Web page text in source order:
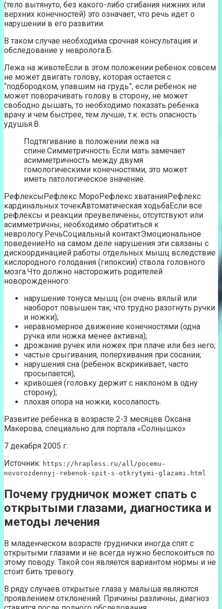
(тело вытянуто, без какого-либо сгибания нижних или
верхних конечностей) это означает, что речь идет о
нарушении в его развитии.
В таком случае необходима срочная консультация и
обследование у невролога.Б.
Лежа на животеЕсли в этом положении ребенок совсем
не может двигать голову, которая остается с
“подбородком, упавшим на грудь”, если ребенок не
может поворачивать голову в сторону, не может
свободно дышать, то необходимо показать ребенка
врачу и чем быстрее, тем лучше, т.к. есть опасность
удушья.В.
Подтягивание в положении лежа на
спине.Симметричность Если мать замечает
асимметричность между двумя
гомологическими конечностями, это может
иметь патологическое значение.
РефлексыРефлекс МороРефлекс хватанияРефлекс
кардинальных точекАвтоматическая ходьбаЕсли все
рефлексы и реакции преувеличены, отсутствуют или
асимметричны, необходимо обратиться к
неврологу.РечьСоциальный контактЭмоциональное
поведениеНо на самом деле нарушения эти связаны с
дискоординацией работы отдельных мышц вследствие
кислородного голодания (гипоксии) ствола головного
мозга.Что должно насторожить родителей
новорожденного:
нарушение тонуса мышц (он очень вялый или
наоборот повышен так, что трудно разогнуть ручки
и ножки);
неравномерное движение конечностями (одна
ручка или ножка менее активна);
дрожание ручек или ножек при плаче или без него;
частые срыгивания, поперхивания при сосании;
нарушения сна (ребенок вскрикивает, часто
просыпается);
кривошея (головку держит с наклоном в одну
сторону);
плохая опора на ножки, косолапость.
Развитие ребёнка в возрасте 2-3 месяцев Оксана
Макерова, специально для портала «Солнышко»
7 декабря 2005 г.
Источник: https://hrapless.ru/all/pocemu-
novorozdennyj-rebenok-spit-s-otkrytymi-glazami.html
Почему грудничок может спать с
открытыми глазами, диагностика и
методы лечения
В младенческом возрасте груднички иногда спят с
открытыми глазами и не всегда нужно беспокоиться по
этому поводу. Такой сон является вариантом нормы и не
стоит бить тревогу.
В ряду случаев открытые глаза у малыша являются
проявлением отклонений. Причины различны, диагноз